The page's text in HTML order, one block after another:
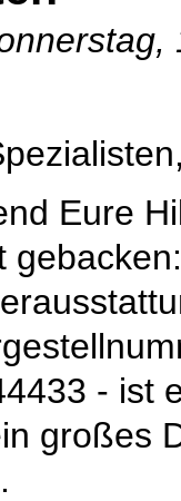
Eure
gebacken:
- ist
großes